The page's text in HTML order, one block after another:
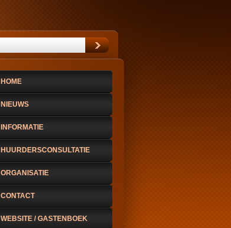
HOME
NIEUWS
INFORMATIE
HUURDERSCONSULTATIE
ORGANISATIE
CONTACT
WEBSITE / GASTENBOEK